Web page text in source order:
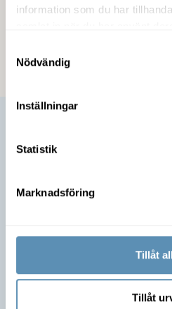
information som du har
Nödvändig
Inställningar
Statistik
Marknadsföring
Tillåt
Tillåt
Är du
Ta kontakt med mig så